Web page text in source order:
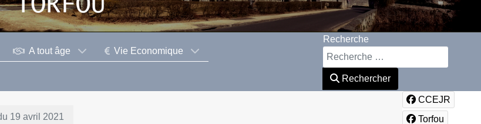
A tout âge Vie Economique
Recherche
Rechercher
19 avril 2021
CCEJR
Torfou